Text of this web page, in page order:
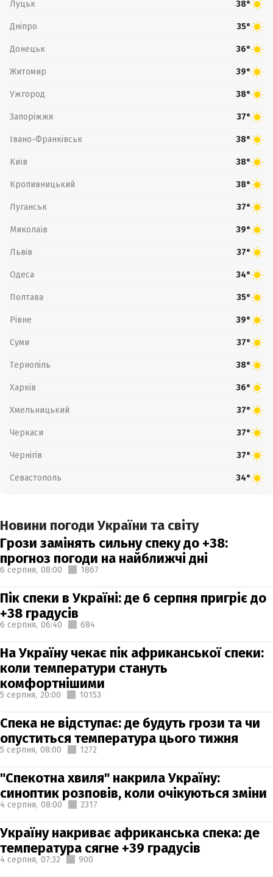
Луцьк 38°
Дніпро 35°
Донецьк 36°
Житомир 39°
Ужгород 38°
Запоріжжя 37°
Івано-Франківськ 38°
Київ 38°
Кропивницький 38°
Луганськ 37°
Миколаїв 39°
Львів 37°
Одеса 34°
Полтава 35°
Рівне 39°
Суми 37°
Тернопіль 38°
Харків 36°
Хмельницький 37°
Черкаси 37°
Чернігів 37°
Севастополь 34°
Новини погоди України та світу
Грози замінять сильну спеку до +38:
прогноз погоди на найближчі дні
6 серпня, 08:00 1867
Пік спеки в Україні: де 6 серпня пригріє до
+38 градусів
6 серпня, 06:40 684
На Україну чекає пік африканської спеки:
коли температури стануть
комфортнішими
5 серпня, 20:00 10153
Спека не відступає: де будуть грози та чи
опуститься температура цього тижня
5 серпня, 08:00 1272
"Спекотна хвиля" накрила Україну:
синоптик розповів, коли очікуються зміни
4 серпня, 08:00 2317
Україну накриває африканська спека: де
температура сягне +39 градусів
4 серпня, 07:32 900